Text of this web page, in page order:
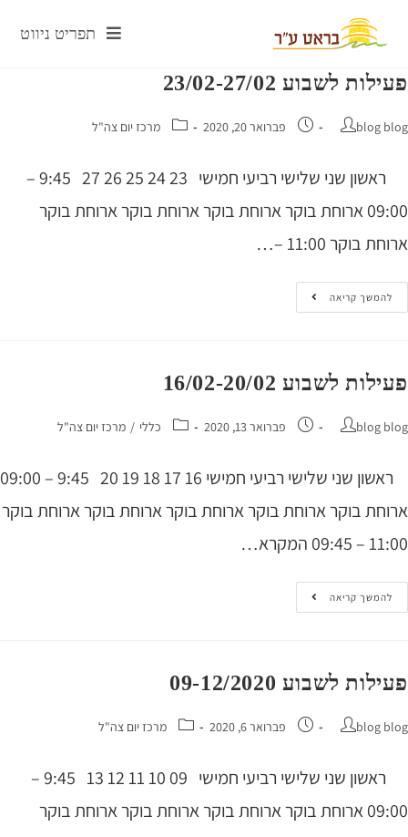
תפריט ניווט
לשבוע 23/02-27/02
blog פברואר 20, 2020 מרכז יום צה"ל
ראשון שני שלישי רביעי חמישי 23 24 25 26 27 9:45 –
09:00 ארוחת בוקר ארוחת בוקר ארוחת בוקר ארוחת בוקר
בוקר 11:00 –…
קריאה
לשבוע 16/02-20/02
blog פברואר 13, 2020 כללי / מרכז יום צה"ל
ראשון שני שלישי רביעי חמישי 16 17 18 19 20 9:45 – 09:00
בוקר ארוחת בוקר ארוחת בוקר ארוחת בוקר ארוחת בוקר
המקרא…
קריאה
לשבוע 09-12/2020
blog פברואר 6, 2020 מרכז יום צה"ל
ראשון שני שלישי רביעי חמישי 09 10 11 12 13 9:45 –
09:00 ארוחת בוקר ארוחת בוקר ארוחת בוקר ארוחת בוקר